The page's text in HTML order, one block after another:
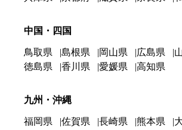
中国・四国
鳥取県 島根県 岡山県 広島県
徳島県
香川県 愛媛県 高知県
九州・沖縄
福岡県 佐賀県 長崎県 熊本県